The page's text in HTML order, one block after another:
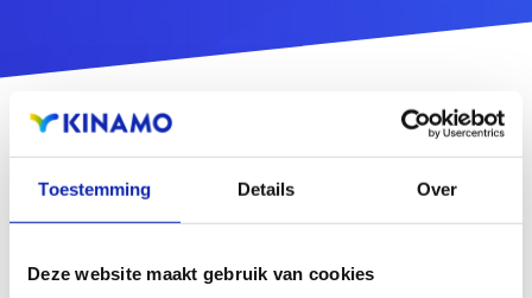
Toestemming Details Over
Deze website maakt gebruik van cookies